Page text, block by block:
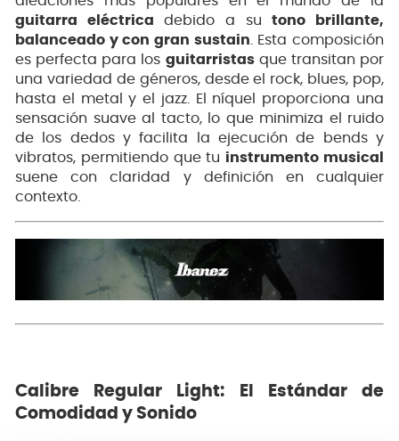
guitarra eléctrica debido a sutono brillante,
balanceado y con gran sustain . Esta composición
es perfecta para los guitarristasque transitan por
una variedad de géneros, desde el rock, blues, pop,
hasta el metal y el jazz. El níquel proporciona una
sensación suave al tacto, lo que minimiza el ruido
de los dedos y facilita la ejecución de bends y
vibratos, permitiendo que tu instrumento musical
suene con claridad y definición en cualquier
contexto.
Calibre Regular Light: El Estándar de
Comodidad y Sonido